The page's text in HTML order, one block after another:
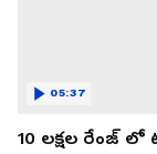
10 లక్షల రేంజ్
05:37